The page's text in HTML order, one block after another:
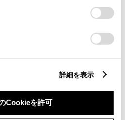
りするにあたっては、当社の
取り扱いについて
」をご覧くだ
詳細を表示
Cookieを許可
の特徴を表示